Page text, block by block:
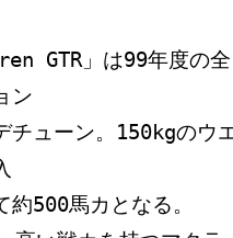
GTR」は99年度の
ン
チューン。150kgのウ
約500馬カとなる。